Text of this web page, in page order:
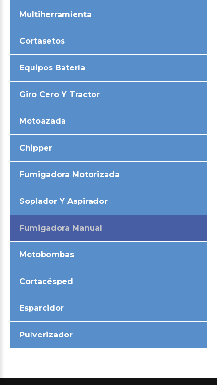
Multiherramienta
Cortasetos
Equipos Batería
Giro Cero Y Tractor
Motoazada
Chipper
Fumigadora Motorizada
Soplador Y Aspirador
Fumigadora Manual
Motobombas
Cortacésped
Esparcidor
Pulverizador